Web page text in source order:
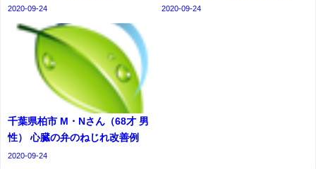
2020-09-24 2020-09-24
千葉県柏市 M・Nさん（68才 男
性） 心臓の弁のねじれ改善例
2020-09-24